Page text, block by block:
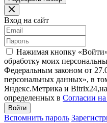
Вход на сайт
Нажимая кнопку
обработку моих
Федеральным законом от
персональных данных», в
Яндекс.Метрика и
определенных в Согласии
Войти
Вспомнить пароль